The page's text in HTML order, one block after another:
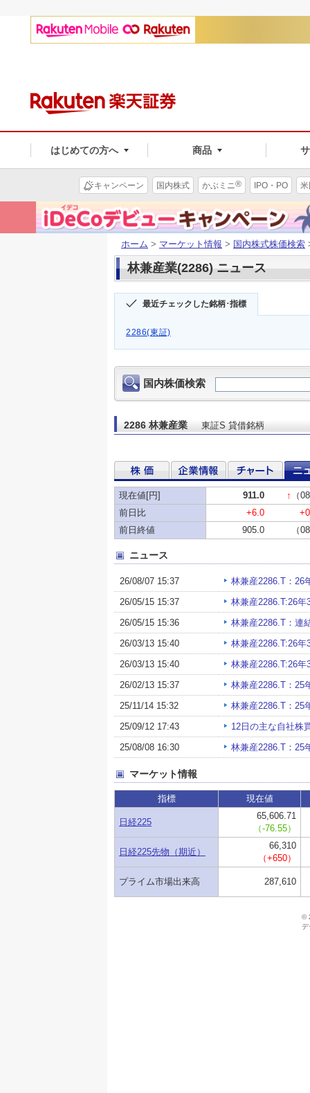
はじめての方へ 商品
キャンペーン 国内株式 かぶミニ® IPO・PO
ホーム > マーケット情報 > 国内株式株価検索
林兼産業(2286) ニュース
最近チェックした銘柄･指標
2286(東証)